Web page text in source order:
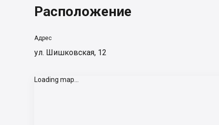
Расположение
Адрес
ул. Шишковская, 12
Loading map...